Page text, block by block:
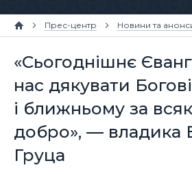
Прес-центр Новини та
«Сьогоднішнє
нас дякувати Богові
і ближньому за
добро», — владика
Груца